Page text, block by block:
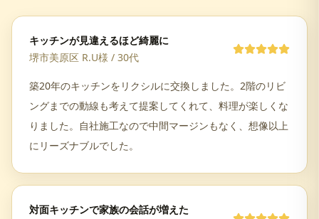
キッチンが見違えるほど綺麗に
堺市美原区 R.U様 / 30代
築20年のキッチンをリクシルに交換しました。2階のリビ
ングまでの動線も考えて提案してくれて、料理が楽しくな
りました。自社施工なので中間マージンもなく、想像以上
にリーズナブルでした。
対面キッチンで家族の会話が増えた